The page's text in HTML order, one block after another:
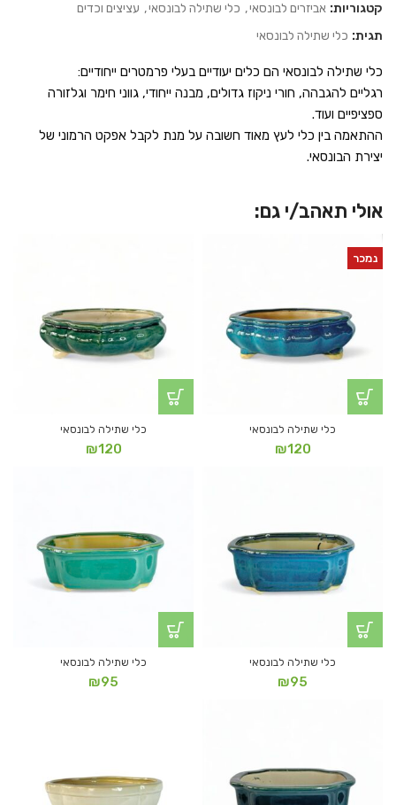
קטגוריות: אביזרים לבונסאי, כלי שתילה לבונסאי, עציצים וכדים
תגית: כלי שתילה לבונסאי
כלי שתילה לבונסאי הם כלים יעודיים בעלי פרמטרים ייחודיים:
רגליים להגבהה, חורי ניקוז גדולים, מבנה ייחודי, גווני חימר וגלזורה
ספציפיים ועוד.
ההתאמה בין כלי לעץ מאוד חשובה על מנת לקבל אפקט הרמוני של
יצירת הבונסאי.
אולי תאהב/י גם:
נמכר
כלי שתילה לבונסאי
₪120
כלי שתילה לבונסאי
₪120
כלי שתילה לבונסאי
₪95
כלי שתילה לבונסאי
₪95